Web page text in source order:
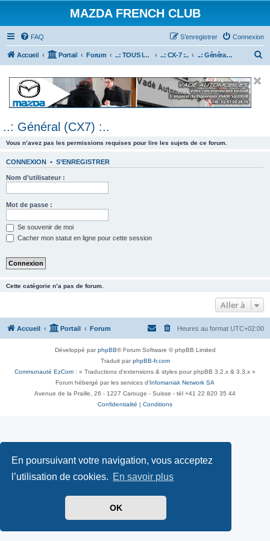
En poursuivant votre navigation, vous acceptez
l’utilisation de cookies. En savoir plus
OK
MAZDA FRENCH CLUB
FAQ Connexion
S’enregistrer
Accueil Portail Forum ..: TOUS les Véhicules MAZDA :.. ..: CX-7 :.. ..: Général (CX7) :..
e
..: Général (CX7) :..
Vous n’avez pas les permissions requises pour lire les sujets de ce forum.
CONNEXION • S’ENREGISTRER
Nom d’utilisateur :
Mot de passe :
Se souvenir de moi
Cacher mon statut en ligne pour cette session
Cette catégorie n’a pas de forum.
Aller à
Accueil Portail Forum Heures au format UTC+02:00
Développé parphpBB® Forum Software © phpBB Limited
Traduit parphpBB-fr.com
Communauté EzCom : « Traductions d'extensions & styles pour phpBB 3.2.x & 3.3.x »
Forum hébergé par les services d’ Infomaniak Network SA
Avenue de la Praille, 26 - 1227 Carouge - Suisse - tél +41 22 820 35 44
Confidentialité
Conditions